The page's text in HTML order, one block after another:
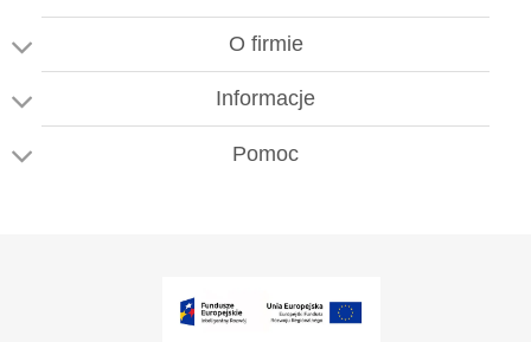
O firmie
Informacje
Pomoc